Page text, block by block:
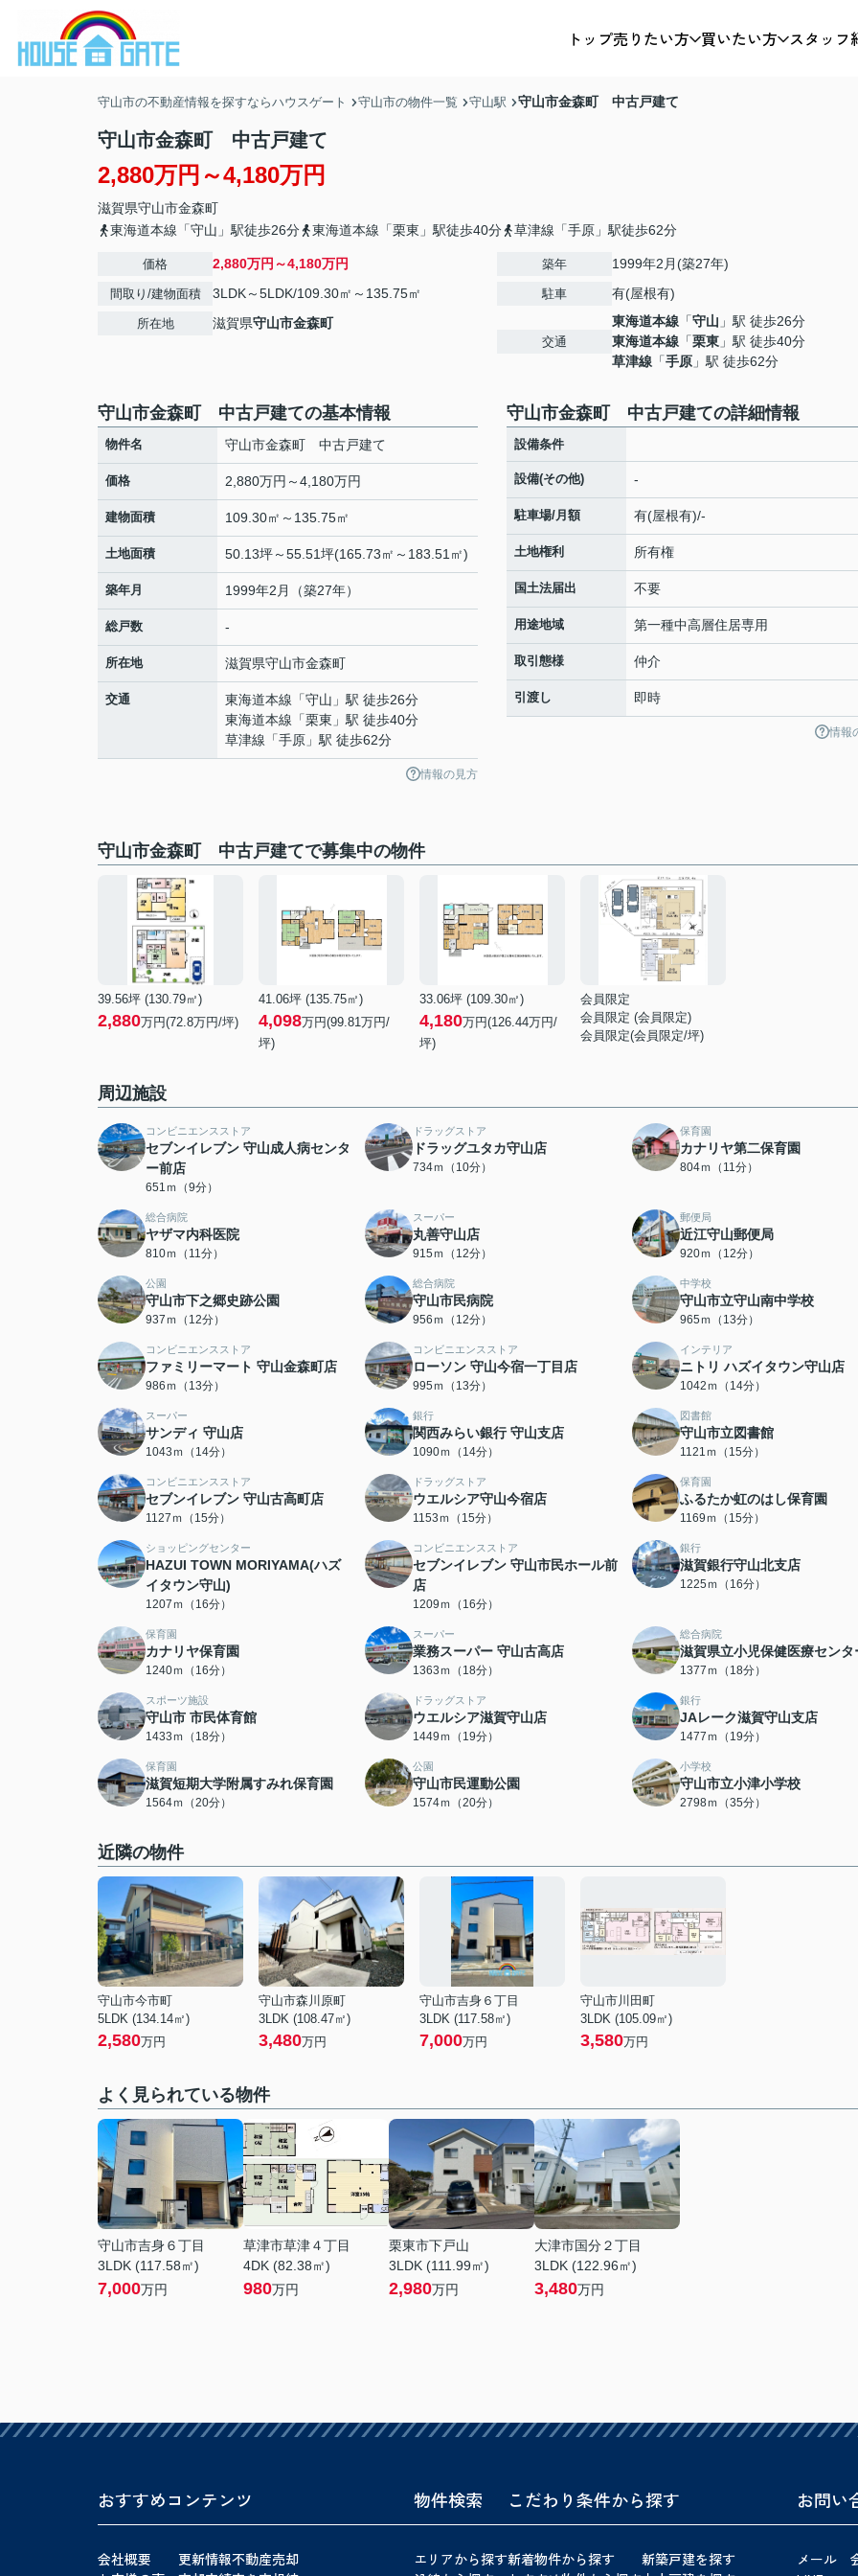
トップ売りたい方 買いたい方 スタッフ
守山市の不動産情報を探すならハウスゲート 守山市の物件一覧 守山駅 守山市金森町 中古戸建て
守山市金森町 中古戸建て
2,880万円～4,180万円
滋賀県守山市金森町
東海道本線「守山」駅徒歩26分
東海道本線「栗東」駅徒歩40分 草津線「手原」駅徒歩62分
価格 2,880万円～4,180万円
間取り/建物面積 3LDK～5LDK/109.30㎡～135.75㎡
所在地 滋賀県守山市金森町
築年 1999年2月(築27年)
駐車 有(屋根有)
交通
東海道本線 「守山 」駅 徒歩26分
東海道本線 「栗東 」駅 徒歩40分
草津線 「手原 」駅 徒歩62分
守山市金森町 中古戸建ての基本情報
物件名 守山市金森町 中古戸建て
価格 2,880万円～4,180万円
建物面積 109.30㎡～135.75㎡
土地面積 50.13坪～55.51坪(165.73㎡～183.51㎡)
築年月 1999年2月（築27年）
総戸数 -
所在地 滋賀県守山市金森町
交通 東海道本線 「守山 」駅 徒歩26分
東海道本線 「栗東 」駅 徒歩40分
草津線 「手原 」駅 徒歩62分
情報の見方
守山市金森町 中古戸建ての詳細情報
設備条件
設備(その他) -
駐車場/月額 有(屋根有)/-
土地権利 所有権
国土法届出 不要
用途地域 第一種中高層住居専用
取引態様 仲介
引渡し 即時
情報
守山市金森町 中古戸建てで募集中の物件
39.56坪 (130.79㎡)
2,880万円(72.8万円/坪)
41.06坪 (135.75㎡)
4,098万円(99.81万円/
坪)
33.06坪 (109.30㎡)
4,180万円(126.44万円/
坪)
会員限定
会員限定 (会員限定)
会員限定(会員限定/坪)
周辺施設
コンビニエンスストア
セブンイレブン 守山成人病センタ
ー前店
651ｍ（9分）
ドラッグストア
ドラッグユタカ守山店
734ｍ（10分）
保育園
カナリヤ第二保育園
804ｍ（11分）
総合病院
ヤザマ内科医院
810ｍ（11分）
スーパー
丸善守山店
915ｍ（12分）
郵便局
近江守山郵便局
920ｍ（12分）
公園
守山市下之郷史跡公園
937ｍ（12分）
総合病院
守山市民病院
956ｍ（12分）
中学校
守山市立守山南中学校
965ｍ（13分）
コンビニエンスストア
ファミリーマート 守山金森町店
986ｍ（13分）
コンビニエンスストア
ローソン 守山今宿一丁目店
995ｍ（13分）
インテリア
ニトリ ハズイタウン守山店
1042ｍ（14分）
スーパー
サンディ 守山店
1043ｍ（14分）
銀行
関西みらい銀行 守山支店
1090ｍ（14分）
図書館
守山市立図書館
1121ｍ（15分）
コンビニエンスストア
セブンイレブン 守山古高町店
1127ｍ（15分）
ドラッグストア
ウエルシア守山今宿店
1153ｍ（15分）
保育園
ふるたか虹のはし保育園
1169ｍ（15分）
ショッピングセンター
HAZUI TOWN MORIYAMA(ハズ
イタウン守山)
1207ｍ（16分）
コンビニエンスストア
セブンイレブン 守山市民ホール前
店
1209ｍ（16分）
銀行
滋賀銀行守山北支店
1225ｍ（16分）
保育園
カナリヤ保育園
1240ｍ（16分）
スーパー
業務スーパー 守山古高店
1363ｍ（18分）
総合病院
滋賀県立小児保健医療センタ
1377ｍ（18分）
スポーツ施設
守山市 市民体育館
1433ｍ（18分）
ドラッグストア
ウエルシア滋賀守山店
1449ｍ（19分）
銀行
JAレーク滋賀守山支店
1477ｍ（19分）
保育園
滋賀短期大学附属すみれ保育園
1564ｍ（20分）
公園
守山市民運動公園
1574ｍ（20分）
小学校
守山市立小津小学校
2798ｍ（35分）
近隣の物件
守山市今市町
5LDK (134.14㎡)
2,580万円
守山市森川原町
3LDK (108.47㎡)
3,480万円
守山市吉身６丁目
3LDK (117.58㎡)
7,000万円
守山市川田町
3LDK (105.09㎡)
3,580万円
よく見られている物件
守山市吉身６丁目
3LDK (117.58㎡)
7,000万円
草津市草津４丁目
4DK (82.38㎡)
980万円
栗東市下戸山
3LDK (111.99㎡)
2,980万円
大津市国分２丁目
3LDK (122.96㎡)
3,480万円
おすすめコンテンツ
会社概要
更新情報不動産売却
物件検索
エリアから探す
こだわり条件から探す
新着物件から探す
新築戸建を探す
お問い
メール